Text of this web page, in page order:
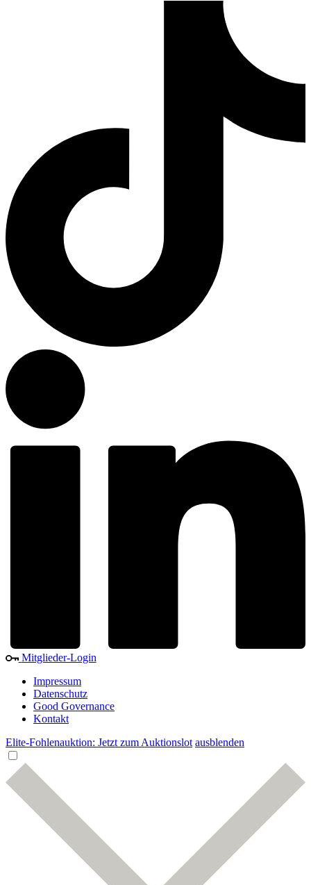
Mitglieder-Login
Impressum
Datenschutz
Good Governance
Kontakt
Elite-Fohlenauktion: Jetzt zum Auktionslot ausblenden